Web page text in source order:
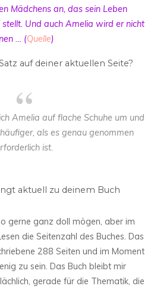
Mädchens an, das sein Leben
Und auch Amelia wird er nicht
… (Quelle)
auf deiner aktuellen Seite?
Amelia auf flache Schuhe um und
als es genau genommen
ist.
aktuell zu deinem Buch
gerne ganz doll mögen, aber im
die Seitenzahl des Buches. Das
288 Seiten und im Moment
zu sein. Das Buch bleibt mir
gerade für die Thematik, die